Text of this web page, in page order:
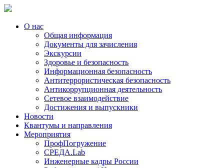
О нас
Общая информация
Документы для зачисления
Экскурсии
Здоровье и безопасность
Информационная безопасность
Антитеррористическая безопасность
Антикоррупционная деятельность
Сетевое взаимодействие
Достижения и выпускники
Новости
Квантумы и направления
Мероприятия
ПрофПогружение
СРЕДА.Lab
Инженерные кадры России